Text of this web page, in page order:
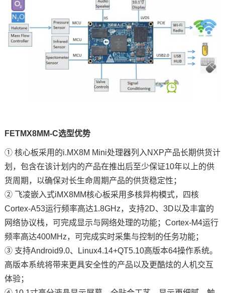
FETMX8MM-C选型优势
① 核心板采用的i.MX8M Mini处理器列入NXP产品长期供货计
划，包含在该计划内的产品在推出后至少保证10年以上的供
货周期，以确保对长生命周期产品的供货稳定性；
② 飞凌嵌入式iMX8MM核心板采用多核异构模式，四核
Cortex-A53运行频率高达1.8GHz，支持2D、3D以及丰富的
网络协议栈，可完成显示与网络处理的功能；Cortex-M4运行
频率高达400MHz，可完成实时采集与控制的任务功能；
③ 支持Android9.0、Linux4.14+QT5.10高版本64操作系统。
高版本系统将带来更具安全性的产品以及更酷炫的人机交互
体验；